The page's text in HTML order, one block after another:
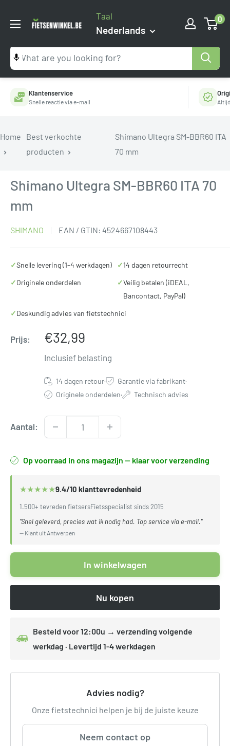
naar
Fietsenwinkel.be
Taal
Nederlands
0
Klantenservice
Snelle reactie via e-mail
Home
Best verkochte
producten
Shimano Ultegra SM-BBR60 ITA
70 mm
Shimano Ultegra SM-BBR60 ITA 70
mm
SHIMANO EAN / GTIN: 4524667108443
✓Snelle levering (1-4 werkdagen) ✓14 dagen retourrecht
✓Originele onderdelen ✓Veilig betalen (iDEAL,
Bancontact, PayPal)
✓Deskundig advies van fietstechnici
Prijs: Verkoopprijs
€32,99
Inclusief belasting
14 dagen retour· Garantie via fabrikant·
Originele onderdelen· Technisch advies
Aantal:
Op voorraad in ons magazijn — klaar voor verzending
★★★★★9.4/10 klanttevredenheid
1.500+ tevreden fietsersFietsspecialist sinds 2015
"Snel geleverd, precies wat ik nodig had. Top service via e-mail."
— Klant uit Antwerpen
In winkelwagen
Nu kopen
Besteld voor 12:00u → verzending volgende
werkdag · Levertijd 1-4 werkdagen
Advies nodig?
Onze fietstechnici helpen je bij de juiste keuze
Neem contact op